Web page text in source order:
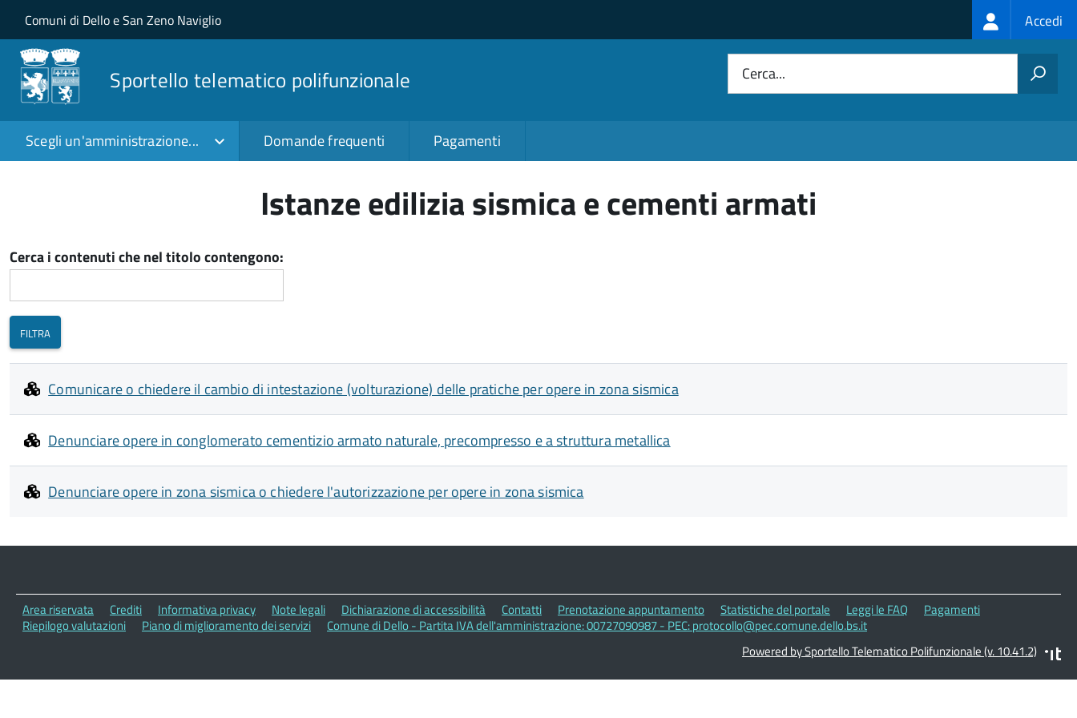
Salta al contenuto principale
Skip to site navigation
Comuni di Dello e San Zeno Naviglio Login
menu
Accedi
Sportello telematico polifunzionale Cerca...
Scegli un'amministrazione... Domande frequenti Pagamenti
Istanze edilizia sismica e cementi armati
Cerca i contenuti che nel titolo contengono:
Comunicare o chiedere il cambio di intestazione (volturazione) delle pratiche per opere in zona sismica
Denunciare opere in conglomerato cementizio armato naturale, precompresso e a struttura metallica
Denunciare opere in zona sismica o chiedere l'autorizzazione per opere in zona sismica
Area riservata Crediti Informativa privacy Note legali Dichiarazione di accessibilità Contatti Prenotazione appuntamento Statistiche del portale Leggi le FAQ
Pagamenti
Riepilogo valutazioni
Piano di miglioramento dei servizi
Comune di Dello - Partita IVA dell'amministrazione: 00727090987 - PEC: protocollo@pec.comune.dello.bs.it
Powered by Sportello Telematico Polifunzionale (v. 10.41.2)